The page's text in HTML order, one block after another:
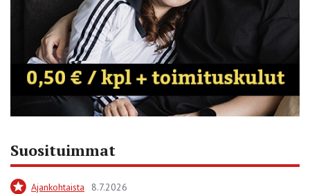
Suosituimmat
Ajankohtaista 8.7.2026